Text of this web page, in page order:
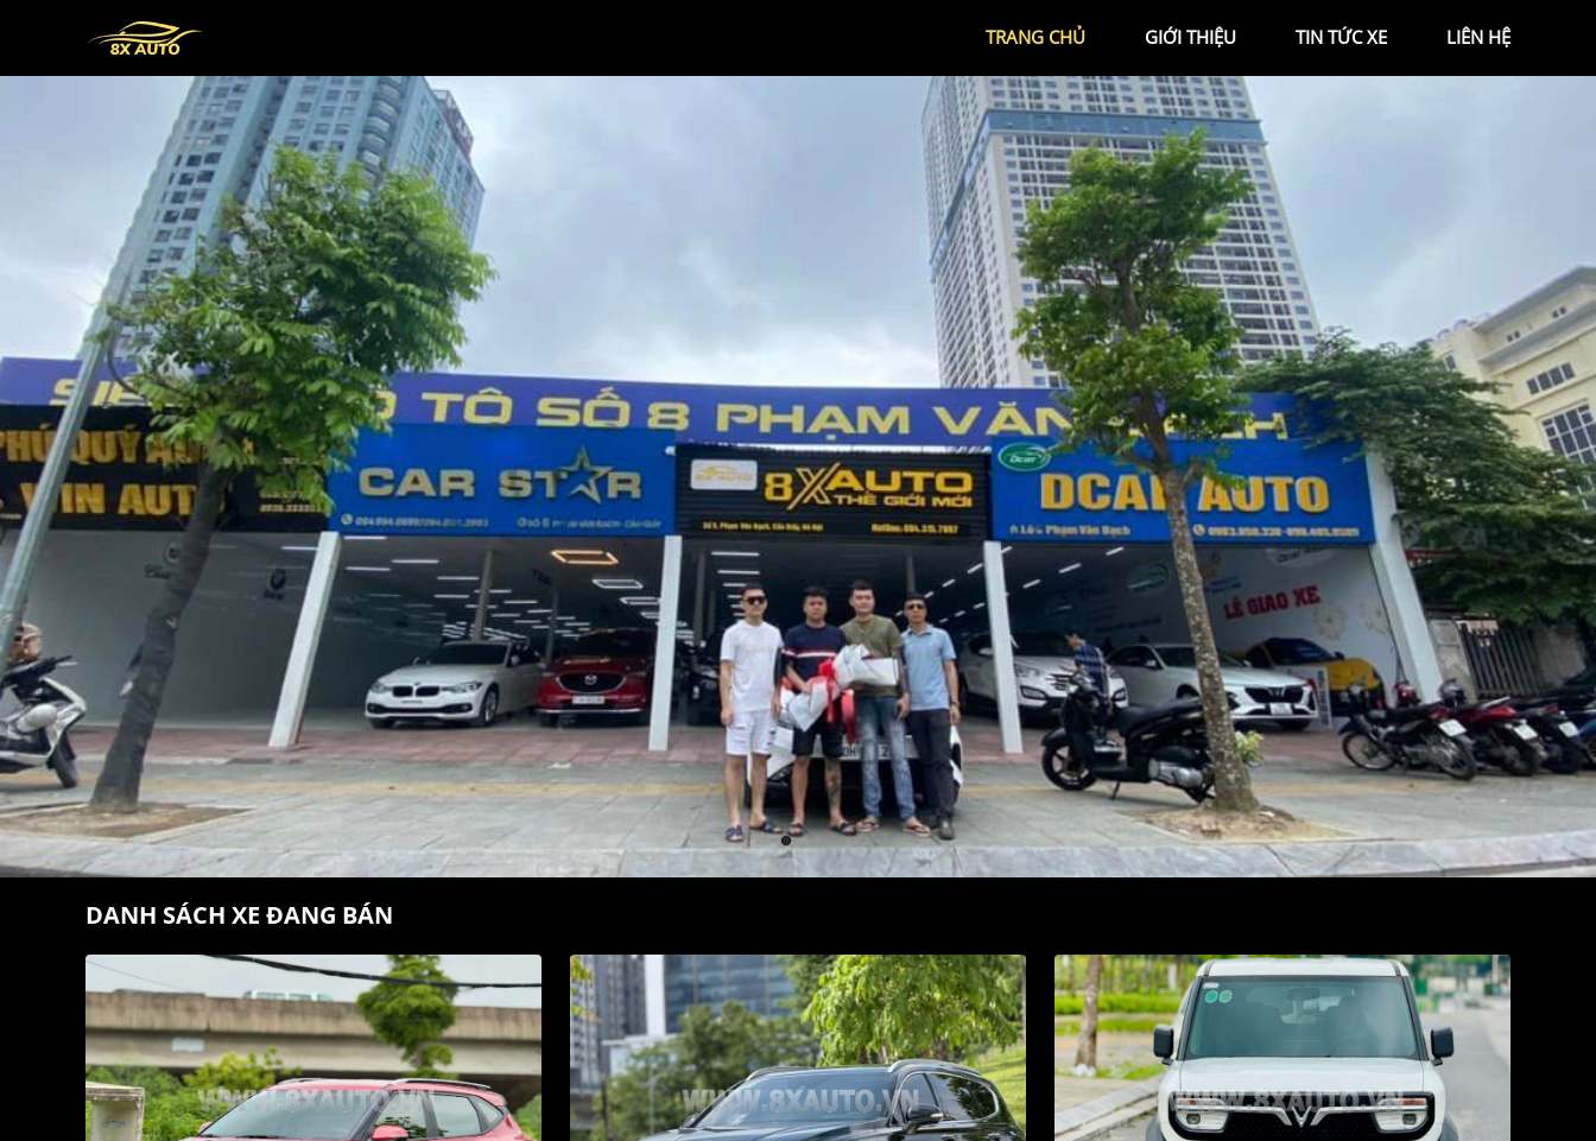
TRANG CHỦ GIỚI THIỆU TIN TỨC XE LIÊN HỆ
DANH SÁCH XE ĐANG BÁN